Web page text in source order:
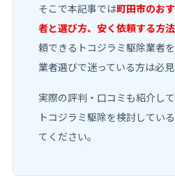
そこで本記事では町田市のお
者と選び方、安く依頼する方法
頼できるトコジラミ駆除業者を
業者選びで迷っている方は必見
実際の評判・口コミも紹介し
トコジラミ駆除を検討してい
てください。